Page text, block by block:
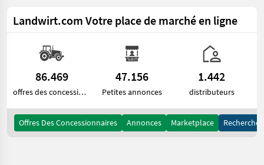
Landwirt.com Votre place de marché en ligne
86.469
offres des concessionnaires
47.156
Petites annonces
1.442
distributeurs
Offres Des Concessionnaires Annonces Marketplace Recherche